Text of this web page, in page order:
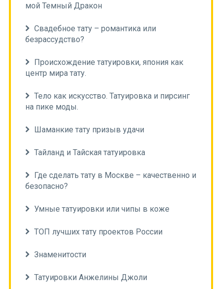
мой Темный Дракон
Свадебное тату – романтика или
безрассудство?
Происхождение татуировки, япония как
центр мира тату.
Тело как искусство. Татуировка и пирсинг
на пике моды.
Шаманкие тату призыв удачи
Тайланд и Тайская татуировка
Где сделать тату в Москве – качественно и
безопасно?
Умные татуировки или чипы в коже
ТОП лучших тату проектов России
Знаменитости
Татуировки Анжелины Джоли